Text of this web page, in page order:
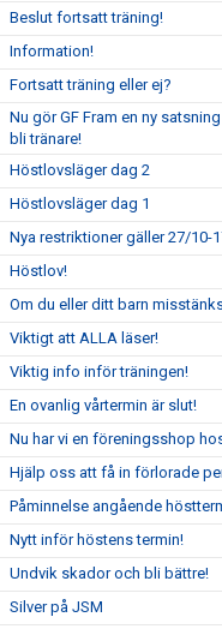
Beslut fortsatt träning!
Information!
Fortsatt träning eller ej?
Nu gör GF Fram en ny
bli tränare!
Höstlovsläger dag 2
Höstlovsläger dag 1
Nya restriktioner gäller 27/10-
Höstlov!
Om du eller ditt barn
Viktigt att ALLA läser!
Viktig info inför träningen!
En ovanlig vårtermin är slut!
Nu har vi en föreningsshop
Hjälp oss att få in förlorade
Påminnelse angående
Nytt inför höstens termin!
Undvik skador och bli bättre!
Silver på JSM